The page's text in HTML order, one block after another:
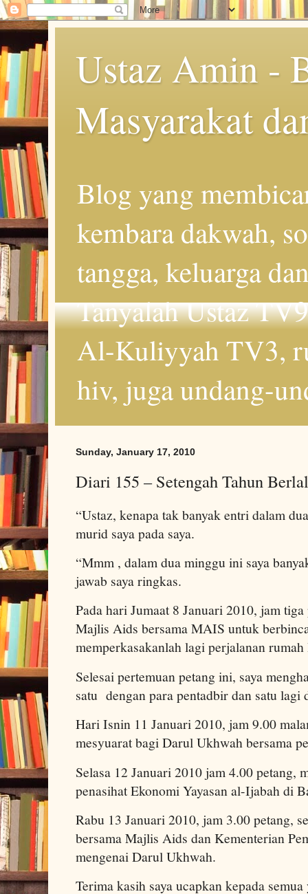
Ustaz Amin -
Masyarakat
Blog yang
kembara dakwah,
tangga, keluarga
Tanyalah Ustaz
Al-Kuliyyah TV3,
hiv, juga undang-
Sunday, January 17, 2010
Diari 155 – Setengah Tahun
“Ustaz, kenapa tak banyak entri dalam
murid saya pada saya.
“Mmm , dalam dua minggu ini saya
jawab saya ringkas.
Pada hari Jumaat 8 Januari 2010, jam
Majlis Aids bersama MAIS untuk
memperkasakanlah lagi perjalanan
Selesai pertemuan petang ini, saya
satu dengan para pentadbir dan satu lagi
Hari Isnin 11 Januari 2010, jam 9.00
mesyuarat bagi Darul Ukhwah bersama
Selasa 12 Januari 2010 jam 4.00 petang,
penasihat Ekonomi Yayasan al-Ijabah di
Rabu 13 Januari 2010, jam 3.00 petang,
bersama Majlis Aids dan Kementerian
mengenai Darul Ukhwah.
Terima kasih saya ucapkan kepada